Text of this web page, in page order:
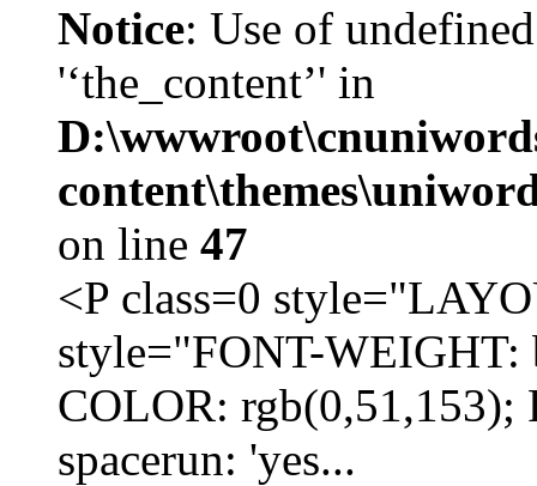
Notice: Use of
'‘the_content’' in
on line 47
<P class=0
style="FONT-
COLOR:
spacerun: 'yes...